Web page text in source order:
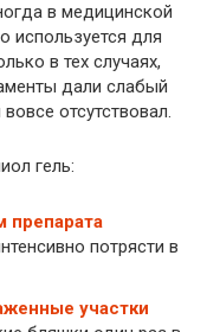
в медицинской
используется для
в тех случаях,
дали слабый
отсутствовал.
гель:
препарата
потрясти в
участки